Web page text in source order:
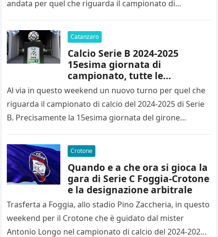
andata per quel che riguarda il campionato di…
Catanzaro
Calcio Serie B 2024-2025
15esima giornata di
campionato, tutte le
designazioni arbitrali
Al via in questo weekend un nuovo turno per quel che
riguarda il campionato di calcio del 2024-2025 di Serie
B. Precisamente la 15esima giornata del girone…
Crotone
Quando e a che ora si gioca la
gara di Serie C Foggia-Crotone
e la designazione arbitrale
Trasferta a Foggia, allo stadio Pino Zaccheria, in questo
weekend per il Crotone che è guidato dal mister
Antonio Longo nel campionato di calcio del 2024-2025